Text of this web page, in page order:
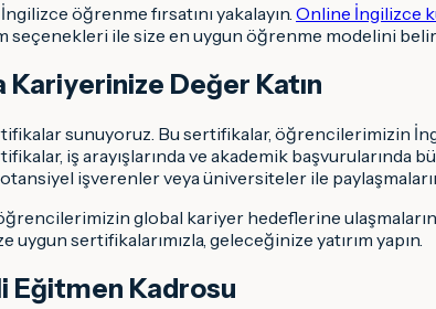
öğrenme fırsatını yakalayın. Online İngilizce
ile size en uygun öğrenme modelini
Kariyerinize Değer Katın
sunuyoruz. Bu sertifikalar, öğrencilerimizin
iş arayışlarında ve akademik başvurularında
işverenler veya üniversiteler ile
global kariyer hedeflerine
sertifikalarımızla, geleceğinize yatırım yapın.
Eğitmen Kadrosu